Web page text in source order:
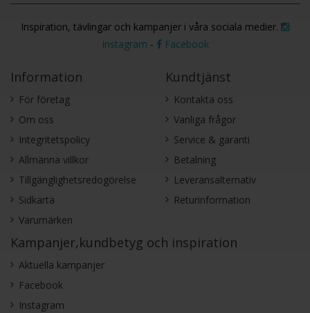
Inspiration, tävlingar och kampanjer i våra sociala medier.
Instagram - Facebook
Information
För företag
Om oss
Integritetspolicy
Allmänna villkor
Tillgänglighetsredogörelse
Sidkarta
Varumärken
Kundtjänst
Kontakta oss
Vanliga frågor
Service & garanti
Betalning
Leveransalternativ
Returinformation
Kampanjer,kundbetyg och inspiration
Aktuella kampanjer
Facebook
Instagram